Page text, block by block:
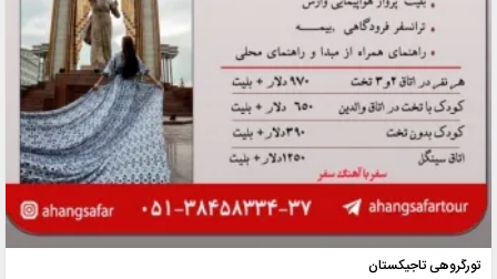
تورگروهی تاجیکستان